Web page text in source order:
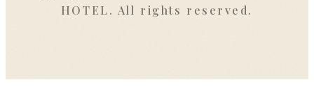
HOTEL. All rights reserved.